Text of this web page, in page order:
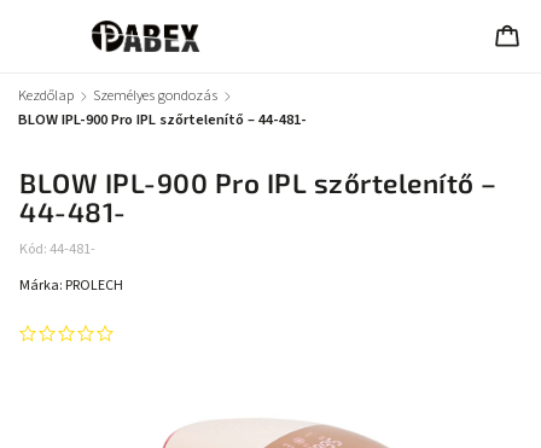
Kezdőlap / Személyes gondozás /
BLOW IPL-900 Pro IPL szőrtelenítő – 44-481-
BLOW IPL-900 Pro IPL szőrtelenítő –
44-481-
Kód:44-481-
Márka: PROLECH